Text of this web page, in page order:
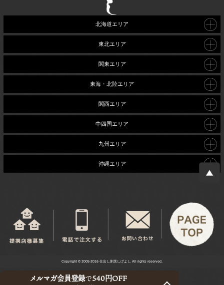
メルマガ会員登録で540円OFF
北海道エリア
東北エリア
関東エリア
東海・北陸エリア
関西エリア
中四国エリア
九州エリア
沖縄エリア
Copyright © 2005-2016 仕出し割烹しげよし All rights reserved.